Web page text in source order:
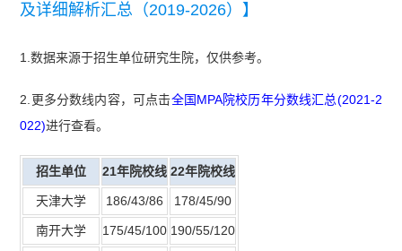
及详细解析汇总（2019-2026）】
1.数据来源于招生单位研究生院，仅供参考。
2.更多分数线内容，可点击全国MPA院校历年分数线汇总(2021-2
022)进行查看。
招生单位 21年院校线 22年院校线
天津大学 186/43/86 178/45/90
南开大学 175/45/100 190/55/120